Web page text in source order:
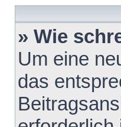
» Wie
Um eine
das